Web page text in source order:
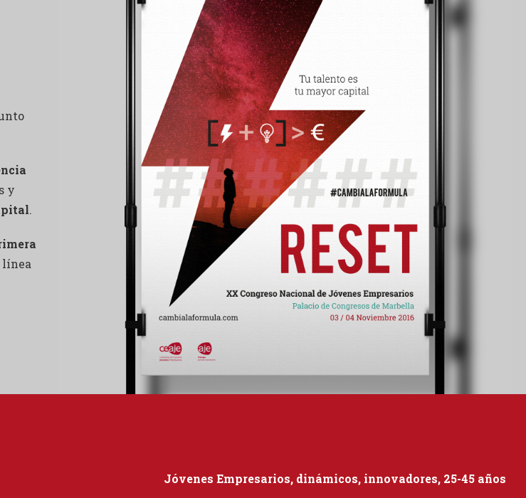
y
.
línea
Jóvenes Empresarios, dinámicos, innovadores, 25-45 años